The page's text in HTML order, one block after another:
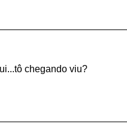
chegando viu?